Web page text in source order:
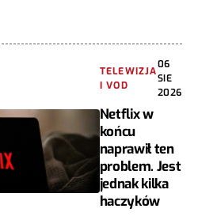
TELEWIZJA
I VOD
06
SIE
2026
Netflix w
końcu
naprawił ten
problem. Jest
jednak kilka
haczyków